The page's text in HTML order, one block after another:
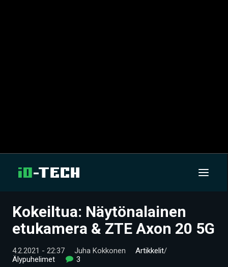
UUTISET
VIDEOT
Kokeiltua: Näytönalainen
etukamera & ZTE Axon 20 5G
4.2.2021 - 22:37 Juha Kokkonen Artikkelit/
Älypuhelimet
3